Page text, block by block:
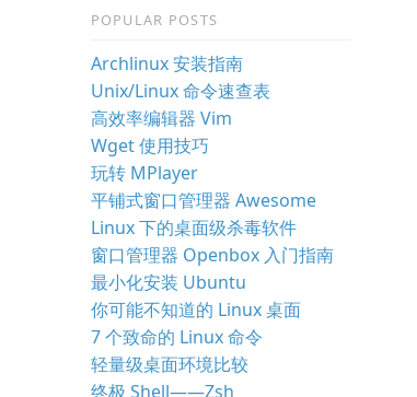
POPULAR POSTS
Archlinux 安装指南
Unix/Linux 命令速查表
高效率编辑器 Vim
Wget 使用技巧
玩转 MPlayer
平铺式窗口管理器 Awesome
Linux 下的桌面级杀毒软件
窗口管理器 Openbox 入门指南
最小化安装 Ubuntu
你可能不知道的 Linux 桌面
7 个致命的 Linux 命令
轻量级桌面环境比较
终极 Shell——Zsh